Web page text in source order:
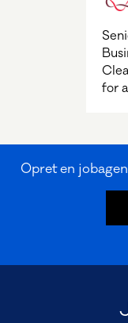
for
Opret en